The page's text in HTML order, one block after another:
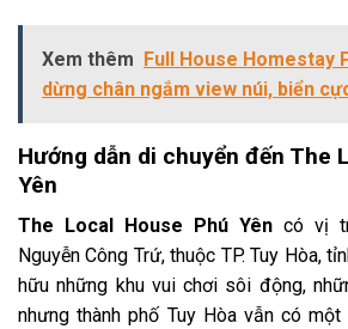
Xem thêm Full House Homestay
dừng chân ngắm view núi, biển
Hướng dẫn di chuyển đến The
Yên
The Local House Phú Yên có vị
Nguyễn Công Trứ, thuộc TP. Tuy Hòa,
hữu những khu vui chơi sôi động,
nhưng thành phố Tuy Hòa vẫn có